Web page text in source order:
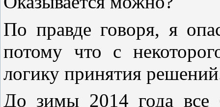
По правде говоря, я
потому что с
логику принятия
До зимы 2014 года